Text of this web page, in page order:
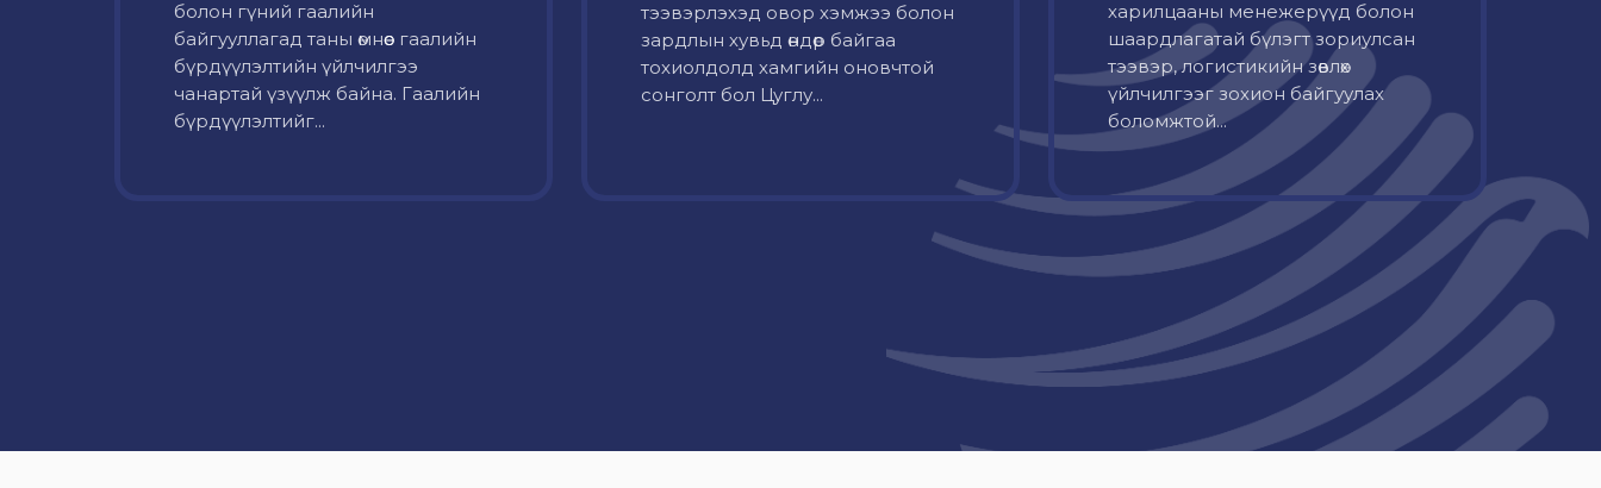
болон гүний гаалийн
байгууллагад таны өмнөөс гаалийн
бүрдүүлэлтийн үйлчилгээ
чанартай үзүүлж байна. Гаалийн
бүрдүүлэлтийг...
тээвэрлэхэд овор хэмжээ болон
зардлын хувьд өндөр байгаа
тохиолдолд хамгийн оновчтой
сонголт бол Цуглу...
харилцааны менежерүүд болон
шаардлагатай бүлэгт зориулсан
тээвэр, логистикийн зөвлөх
үйлчилгээг зохион байгуулах
боломжтой...